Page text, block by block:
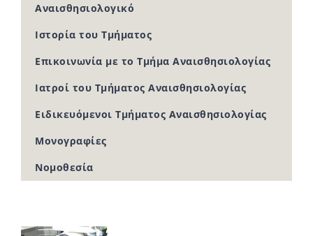
Αναισθησιολογικό
Ιστορία του Τμήματος
Επικοινωνία με το Τμήμα Αναισθησιολογίας
Ιατροί του Τμήματος Αναισθησιολογίας
Ειδικευόμενοι Τμήματος Αναισθησιολογίας
Μονογραφίες
Νομοθεσία